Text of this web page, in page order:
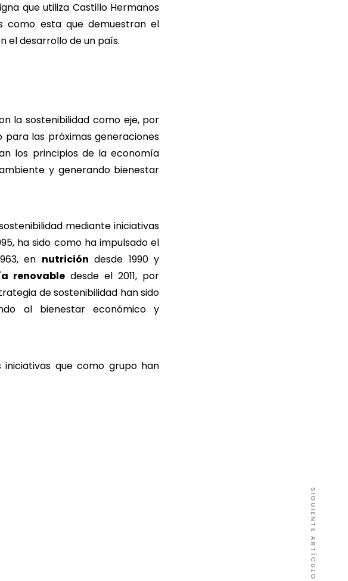
que utiliza Castillo Hermanos
como esta que demuestran el
el desarrollo de un país.
la sostenibilidad como eje, por
las próximas generaciones
los principios de la economía
y generando bienestar
mediante iniciativas
ha sido como ha impulsado el
en nutrición desde 1990 y
renovable desde el 2011, por
de sostenibilidad han sido
al bienestar económico y
iniciativas que como grupo han
SIGUIENTE ARTÍCULO